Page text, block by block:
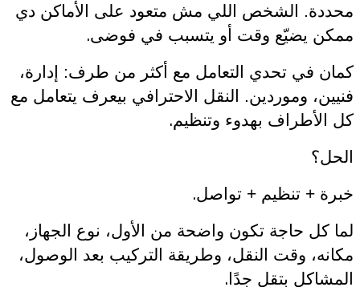
محددة. الشخص اللي مش متعود على الأماكن دي
ممكن يضيّع وقت أو يتسبب في فوضى.
كمان في تحدي التعامل مع أكثر من طرف: إدارة،
فنيين، وموردين. النقل الاحترافي بيعرف يتعامل مع
كل الأطراف بهدوء وتنظيم.
الحل؟
خبرة + تنظيم + تواصل.
لما كل حاجة تكون واضحة من الأول، نوع الجهاز،
مكانه، وقت النقل، وطريقة التركيب بعد الوصول،
المشاكل بتقل جدًا .